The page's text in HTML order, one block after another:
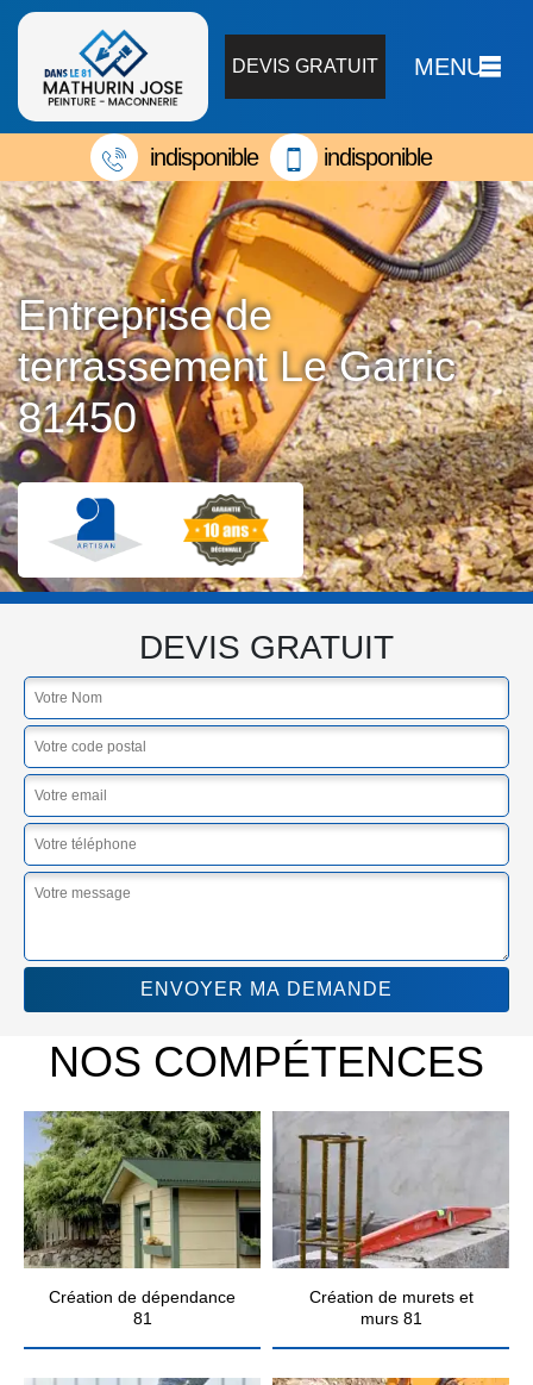
DEVIS GRATUIT MENU
indisponible indisponible
Entreprise de
terrassement Le Garric
81450
DEVIS GRATUIT
NOS COMPÉTENCES
Création de dépendance
81
Création de murets et
murs 81